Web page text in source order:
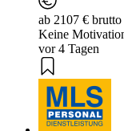
ab 2107 €
Keine
vor 4 Tagen